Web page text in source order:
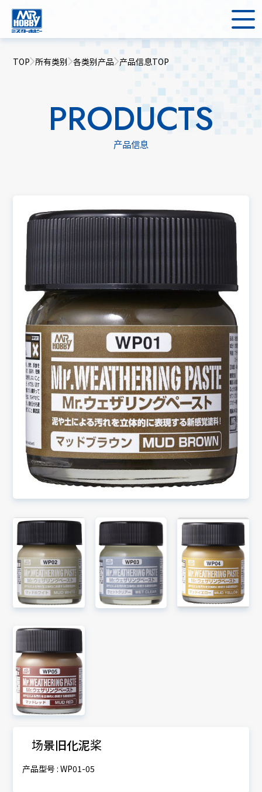
TOP 所有类别 各类别产品 产品信息TOP
PRODUCTS
产品信息
场景旧化泥桨
产品型号 : WP01-05